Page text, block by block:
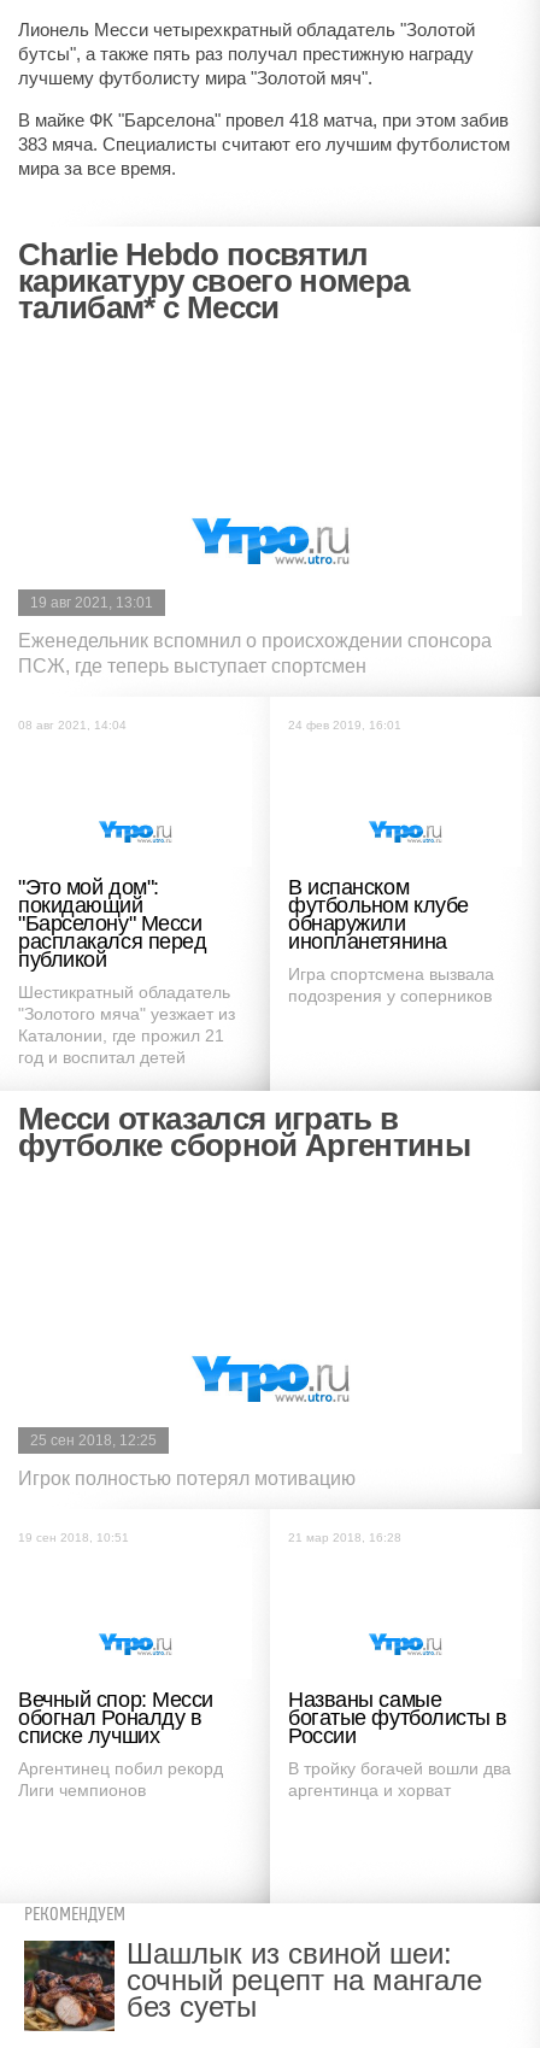
Лионель Месси четырехкратный обладатель "Золотой
бутсы", а также пять раз получал престижную награду
лучшему футболисту мира "Золотой мяч".
В майке ФК "Барселона" провел 418 матча, при этом забив
383 мяча. Специалисты считают его лучшим футболистом
мира за все время.
Charlie Hebdo посвятил
карикатуру своего номера
талибам* с Месси
19 авг 2021, 13:01
Еженедельник вспомнил о происхождении спонсора
ПСЖ, где теперь выступает спортсмен
08 авг 2021, 14:04
"Это мой дом":
покидающий
"Барселону" Месси
расплакался перед
публикой
Шестикратный обладатель
"Золотого мяча" уезжает из
Каталонии, где прожил 21
год и воспитал детей
24 фев 2019, 16:01
В испанском
футбольном клубе
обнаружили
инопланетянина
Игра спортсмена вызвала
подозрения у соперников
Месси отказался играть в
футболке сборной Аргентины
25 сен 2018, 12:25
Игрок полностью потерял мотивацию
19 сен 2018, 10:51
Вечный спор: Месси
обогнал Роналду в
списке лучших
Аргентинец побил рекорд
Лиги чемпионов
21 мар 2018, 16:28
Названы самые
богатые футболисты в
России
В тройку богачей вошли два
аргентинца и хорват
РЕКОМЕНДУЕМ
Шашлык из свиной шеи:
сочный рецепт на мангале
без суеты